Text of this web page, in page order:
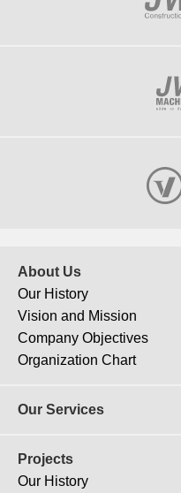
Wellington
About Us
Our History
Vision and Mission
Company Objectives
Organization Chart
Our Services
Projects
Our History